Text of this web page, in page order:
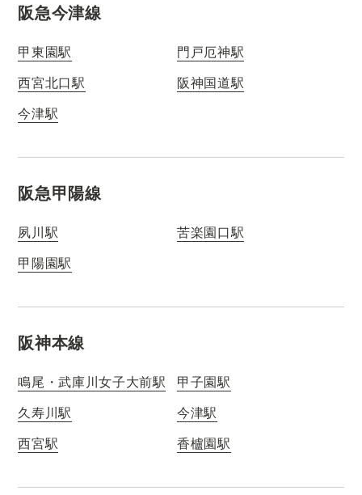
阪急今津線
甲東園駅
門戸厄神駅
西宮北口駅
阪神国道駅
今津駅
阪急甲陽線
夙川駅
苦楽園口駅
甲陽園駅
阪神本線
鳴尾・武庫川女子大前駅
甲子園駅
久寿川駅
今津駅
西宮駅
香櫨園駅